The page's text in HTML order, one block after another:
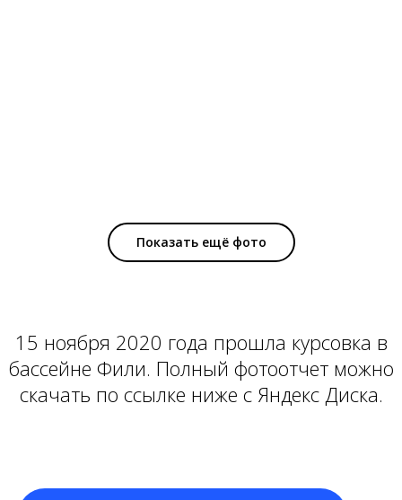
Показать ещё фото
15 ноября 2020 года прошла курсовка в
бассейне Фили. Полный фотоотчет можно
скачать по ссылке ниже с Яндекс Диска.